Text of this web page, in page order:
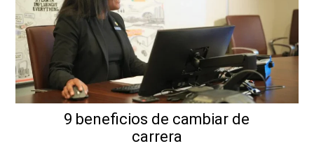
9 beneficios de cambiar de
carrera